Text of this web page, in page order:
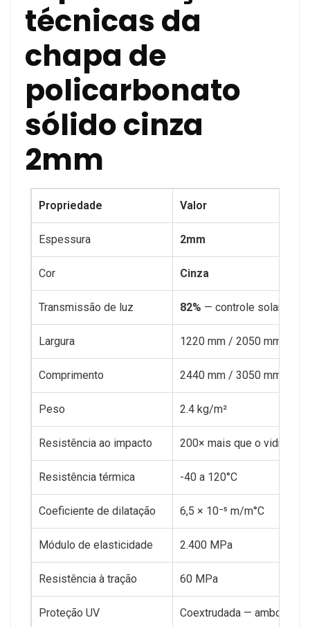
técnicas da
chapa de
policarbonato
sólido cinza
2mm
Propriedade Valor
Espessura 2mm
Cor Cinza
Transmissão de luz 82% — controle solar para
Largura 1220 mm / 2050 mm
Comprimento 2440 mm / 3050 mm
Peso 2.4 kg/m²
Resistência ao impacto 200× mais que o vidro
Resistência térmica -40 a 120°C
Coeficiente de dilatação 6,5 × 10⁻⁵ m/m°C
Módulo de elasticidade 2.400 MPa
Resistência à tração 60 MPa
Proteção UV Coextrudada — ambos os